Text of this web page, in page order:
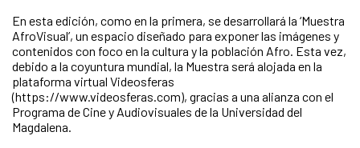
En esta edición, como en la primera, se desarrollará la ‘Muestra
AfroVisual’, un espacio diseñado para exponer las imágenes y
contenidos con foco en la cultura y la población Afro. Esta vez,
debido a la coyuntura mundial, la Muestra será alojada en la
plataforma virtual Videosferas
(https://www.videosferas.com), gracias a una alianza con el
Programa de Cine y Audiovisuales de la Universidad del
Magdalena.